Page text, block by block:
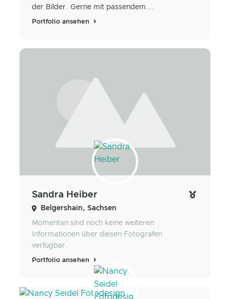
der Bilder. Gerne mit passendem...
Portfolio ansehen
Sandra Heiber
Belgershain, Sachsen
Momentan sind noch keine weiteren
Informationen über diesen Fotografen
verfügbar.
Portfolio ansehen